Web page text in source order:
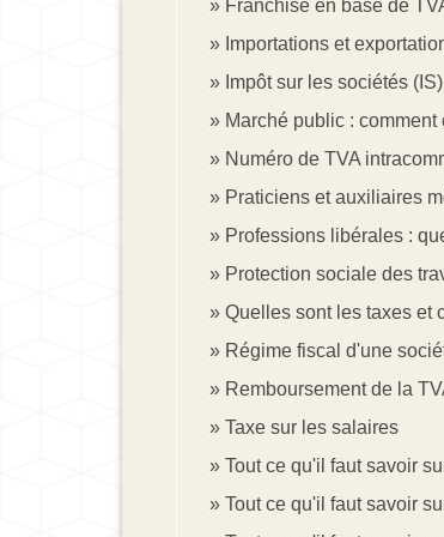
Franchise en base de
Importations et
Impôt sur les sociétés
Marché public :
Numéro de TVA
Praticiens et auxiliaires
Professions libérales :
Protection sociale des
Quelles sont les taxes et
Régime fiscal d'une
Remboursement de la
Taxe sur les salaires
Tout ce qu'il faut savoir
Tout ce qu'il faut savoir